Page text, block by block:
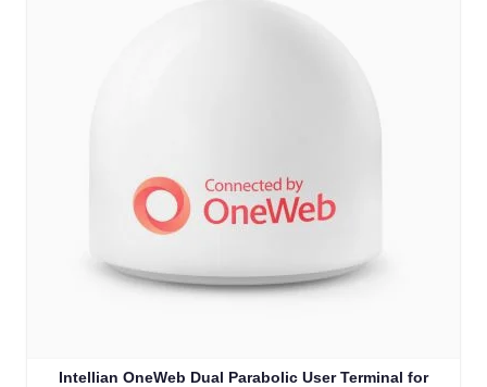
Intellian OneWeb Dual Parabolic User Terminal for